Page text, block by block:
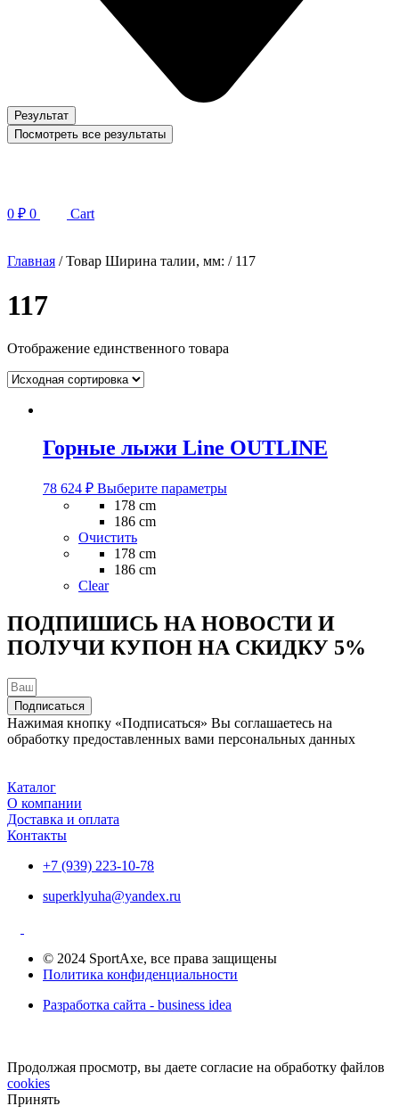
Результат
Посмотреть все результаты
0 ₽ 0 Cart
Главная / Товар Ширина талии, мм: / 117
117
Отображение единственного товара
Горные лыжи Line OUTLINE
78 624 ₽ Выберите параметрыЭтот
на
странице
товара.
178 cm
186 cm
Очистить
178 cm
186 cm
Clear
ПОДПИШИСЬ НА НОВОСТИ И
ПОЛУЧИ КУПОН НА СКИДКУ 5%
Подписаться
Нажимая кнопку «Подписаться» Вы соглашаетесь на
обработку предоставленных вами персональных данных
Каталог
О компании
Доставка и оплата
Контакты
+7 (939) 223-10-78
superklyuha@yandex.ru
© 2024 SportAxe, все права защищены
Политика конфиденциальности
Разработка сайта - business idea
Продолжая просмотр, вы даете согласие на обработку файлов
cookies
Принять